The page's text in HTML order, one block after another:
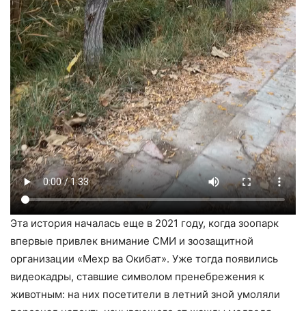
Эта история началась еще в 2021 году, когда зоопарк
впервые привлек внимание СМИ и зоозащитной
организации «Мехр ва Окибат». Уже тогда появились
видеокадры, ставшие символом пренебрежения к
животным: на них посетители в летний зной умоляли